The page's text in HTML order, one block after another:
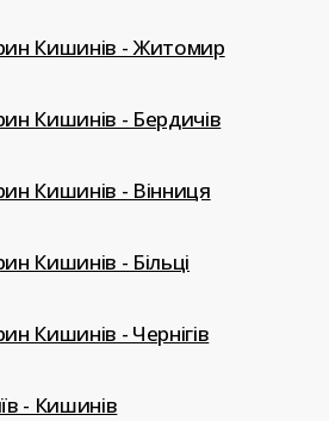
Кишинів - Житомир
Кишинів - Бердичів
Кишинів - Вінниця
Кишинів - Більці
Кишинів - Чернігів
- Кишинів